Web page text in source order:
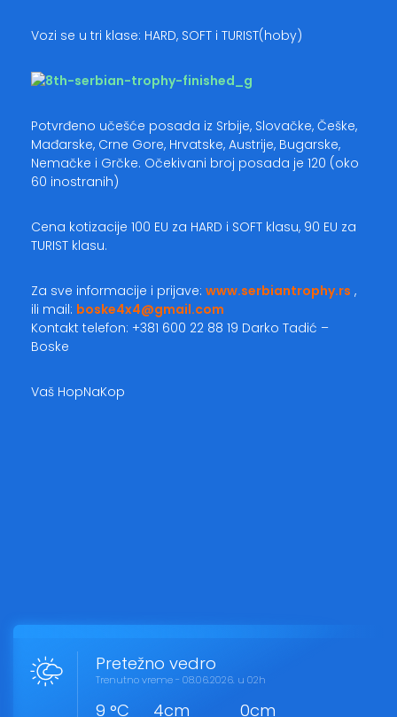
Vozi se u tri klase: HARD, SOFT i TURIST(hoby)
Potvrđeno učešće posada iz Srbije, Slovačke, Češke,
Mađarske, Crne Gore, Hrvatske, Austrije, Bugarske,
Nemačke i Grčke. Očekivani broj posada je 120 (oko
60 inostranih)
Cena kotizacije 100 EU za HARD i SOFT klasu, 90 EU za
TURIST klasu.
Za sve informacije i prijave: www.serbiantrophy.rs ,
ili mail: boske4x4@gmail.com
Kontakt telefon: +381 600 22 88 19 Darko Tadić –
Boske
Vaš HopNaKop
Pretežno vedro
Trenutno vreme - 08.06.2026. u 02h
9 °C 4cm 0cm